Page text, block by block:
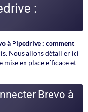
:
à Pipedrive : comment
Nous allons détailler ici
mise en place efficace et
Brevo à